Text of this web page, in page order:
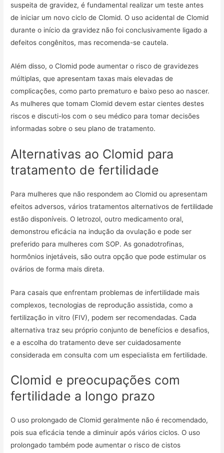
suspeita de gravidez, é fundamental realizar um teste antes
de iniciar um novo ciclo de Clomid. O uso acidental de Clomid
durante o início da gravidez não foi conclusivamente ligado a
defeitos congênitos, mas recomenda-se cautela.
Além disso, o Clomid pode aumentar o risco de gravidezes
múltiplas, que apresentam taxas mais elevadas de
complicações, como parto prematuro e baixo peso ao nascer.
As mulheres que tomam Clomid devem estar cientes destes
riscos e discuti-los com o seu médico para tomar decisões
informadas sobre o seu plano de tratamento.
Alternativas ao Clomid para
tratamento de fertilidade
Para mulheres que não respondem ao Clomid ou apresentam
efeitos adversos, vários tratamentos alternativos de fertilidade
estão disponíveis. O letrozol, outro medicamento oral,
demonstrou eficácia na indução da ovulação e pode ser
preferido para mulheres com SOP. As gonadotrofinas,
hormônios injetáveis, são outra opção que pode estimular os
ovários de forma mais direta.
Para casais que enfrentam problemas de infertilidade mais
complexos, tecnologias de reprodução assistida, como a
fertilização in vitro (FIV), podem ser recomendadas. Cada
alternativa traz seu próprio conjunto de benefícios e desafios,
e a escolha do tratamento deve ser cuidadosamente
considerada em consulta com um especialista em fertilidade.
Clomid e preocupações com
fertilidade a longo prazo
O uso prolongado de Clomid geralmente não é recomendado,
pois sua eficácia tende a diminuir após vários ciclos. O uso
prolongado também pode aumentar o risco de cistos